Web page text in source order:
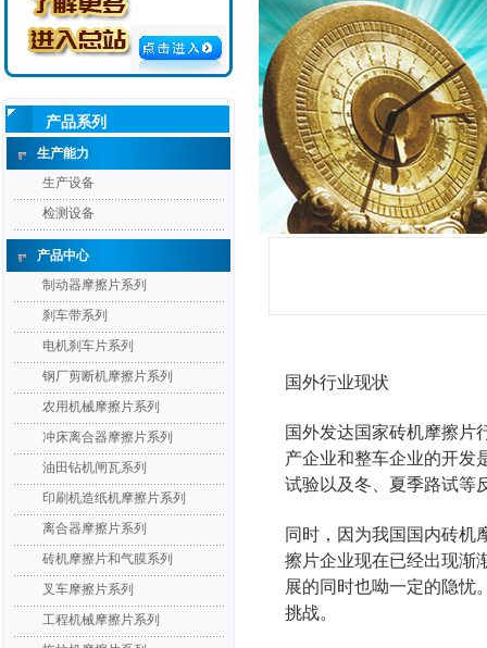
产品系列
生产能力
生产设备
检测设备
产品中心
制动器摩擦片系列
刹车带系列
电机刹车片系列
钢厂剪断机摩擦片系列
农用机械摩擦片系列
冲床离合器摩擦片系列
油田钻机闸瓦系列
印刷机造纸机摩擦片系列
离合器摩擦片系列
砖机摩擦片和气膜系列
叉车摩擦片系列
工程机械摩擦片系列
国外行业现状
国外发达国家砖机摩擦片
产企业和整车企业的开发
试验以及冬、夏季路试等
同时，因为我国国内砖机
擦片企业现在已经出现渐
展的同时也呦一定的隐忧
挑战。